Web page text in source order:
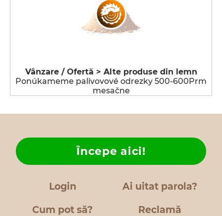
Vânzare / Ofertă > Alte produse din lemn
Ponúkameme palivovové odrezky 500-600Prm
mesačne
Login Ai uitat parola?
Cum pot să?
Începe aici!
Reclamă